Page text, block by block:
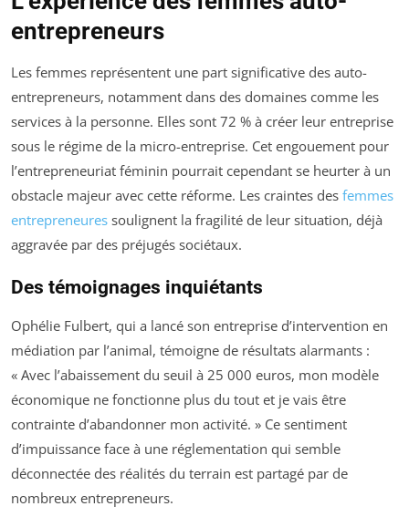
entrepreneurs
Les femmes représentent une part significative des auto-
entrepreneurs, notamment dans des domaines comme les
services à la personne. Elles sont 72 % à créer leur entreprise
sous le régime de la micro-entreprise. Cet engouement pour
l’entrepreneuriat féminin pourrait cependant se heurter à un
obstacle majeur avec cette réforme. Les craintes des femmes
entrepreneures soulignent la fragilité de leur situation, déjà
aggravée par des préjugés sociétaux.
Des témoignages inquiétants
Ophélie Fulbert, qui a lancé son entreprise d’intervention en
médiation par l’animal, témoigne de résultats alarmants :
« Avec l’abaissement du seuil à 25 000 euros, mon modèle
économique ne fonctionne plus du tout et je vais être
contrainte d’abandonner mon activité. » Ce sentiment
d’impuissance face à une réglementation qui semble
déconnectée des réalités du terrain est partagé par de
nombreux entrepreneurs.